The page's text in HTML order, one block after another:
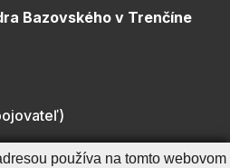
Bazovského v Trenčíne
používa na tomto webovom